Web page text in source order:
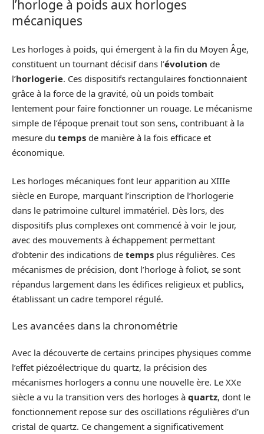
l’horloge à poids aux horloges
mécaniques
Les horloges à poids, qui émergent à la fin du Moyen Âge,
constituent un tournant décisif dans l’évolution de
l’horlogerie. Ces dispositifs rectangulaires fonctionnaient
grâce à la force de la gravité, où un poids tombait
lentement pour faire fonctionner un rouage. Le mécanisme
simple de l’époque prenait tout son sens, contribuant à la
mesure du temps de manière à la fois efficace et
économique.
Les horloges mécaniques font leur apparition au XIIIe
siècle en Europe, marquant l’inscription de l’horlogerie
dans le patrimoine culturel immatériel. Dès lors, des
dispositifs plus complexes ont commencé à voir le jour,
avec des mouvements à échappement permettant
d’obtenir des indications de temps plus régulières. Ces
mécanismes de précision, dont l’horloge à foliot, se sont
répandus largement dans les édifices religieux et publics,
établissant un cadre temporel régulé.
Les avancées dans la chronométrie
Avec la découverte de certains principes physiques comme
l’effet piézoélectrique du quartz, la précision des
mécanismes horlogers a connu une nouvelle ère. Le XXe
siècle a vu la transition vers des horloges à quartz, dont le
fonctionnement repose sur des oscillations régulières d’un
cristal de quartz. Ce changement a significativement